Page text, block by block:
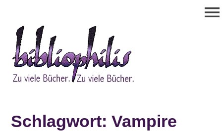
springen
menu
Schlagwort:Vampire